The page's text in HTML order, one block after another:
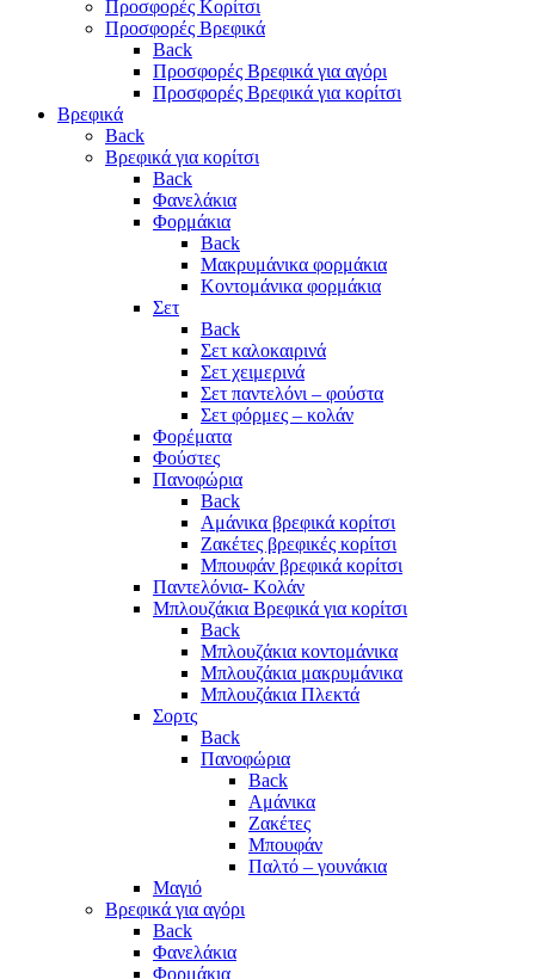
Προσφορές Κορίτσι
Προσφορές Βρεφικά
Back
Προσφορές Βρεφικά για αγόρι
Προσφορές Βρεφικά για κορίτσι
Βρεφικά
Back
Βρεφικά για κορίτσι
Back
Φανελάκια
Φορμάκια
Back
Μακρυμάνικα φορμάκια
Κοντομάνικα φορμάκια
Σετ
Back
Σετ καλοκαιρινά
Σετ χειμερινά
Σετ παντελόνι – φούστα
Σετ φόρμες – κολάν
Φορέματα
Φούστες
Πανοφώρια
Back
Αμάνικα βρεφικά κορίτσι
Ζακέτες βρεφικές κορίτσι
Μπουφάν βρεφικά κορίτσι
Παντελόνια- Κολάν
Μπλουζάκια Βρεφικά για κορίτσι
Back
Μπλουζάκια κοντομάνικα
Μπλουζάκια μακρυμάνικα
Μπλουζάκια Πλεκτά
Σορτς
Back
Πανοφώρια
Back
Αμάνικα
Ζακέτες
Μπουφάν
Παλτό – γουνάκια
Μαγιό
Βρεφικά για αγόρι
Back
Φανελάκια
Φορμάκια